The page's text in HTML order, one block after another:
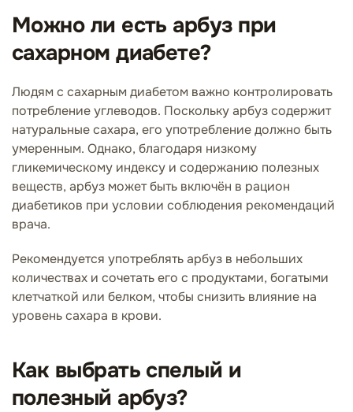
Можно ли есть арбуз при
сахарном диабете?
Людям с сахарным диабетом важно контролировать
потребление углеводов. Поскольку арбуз содержит
натуральные сахара, его употребление должно быть
умеренным. Однако, благодаря низкому
гликемическому индексу и содержанию полезных
веществ, арбуз может быть включён в рацион
диабетиков при условии соблюдения рекомендаций
врача.
Рекомендуется употреблять арбуз в небольших
количествах и сочетать его с продуктами, богатыми
клетчаткой или белком, чтобы снизить влияние на
уровень сахара в крови.
Как выбрать спелый и
полезный арбуз?